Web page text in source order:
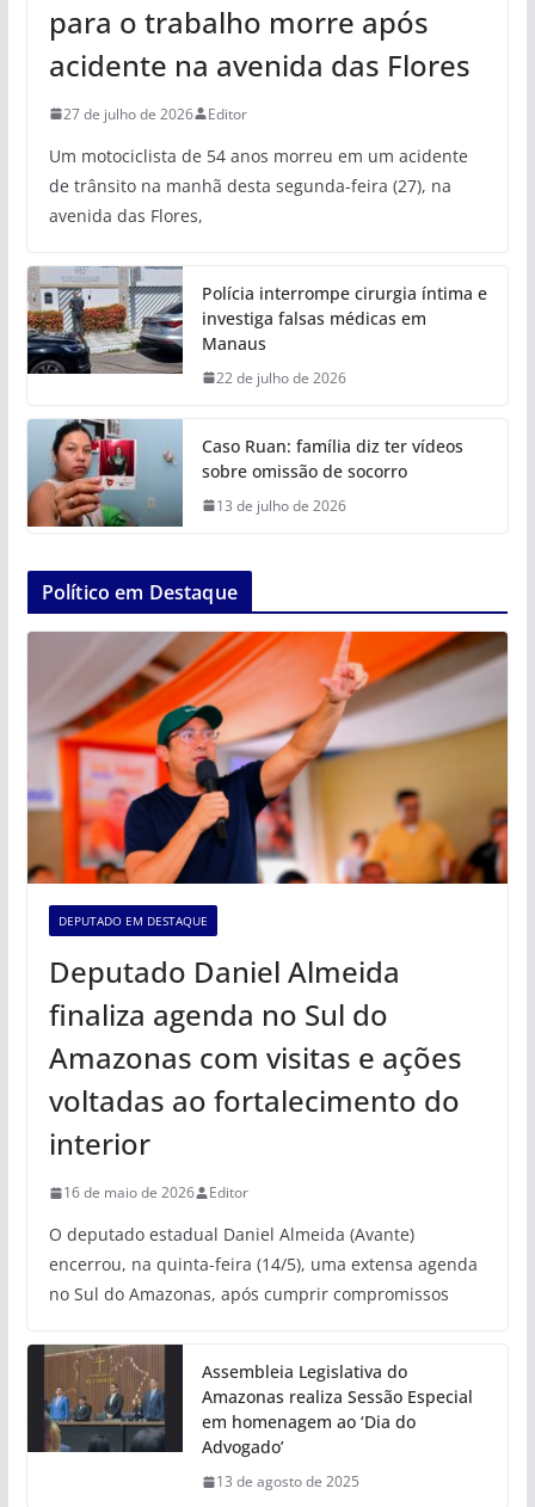
para o trabalho morre após
acidente na avenida das Flores
27 de julho de 2026 Editor
Um motociclista de 54 anos morreu em um acidente
de trânsito na manhã desta segunda-feira (27), na
avenida das Flores,
Polícia interrompe cirurgia íntima e
investiga falsas médicas em
Manaus
22 de julho de 2026
Caso Ruan: família diz ter vídeos
sobre omissão de socorro
13 de julho de 2026
Político em Destaque
DEPUTADO EM DESTAQUE
Deputado Daniel Almeida
finaliza agenda no Sul do
Amazonas com visitas e ações
voltadas ao fortalecimento do
interior
16 de maio de 2026 Editor
O deputado estadual Daniel Almeida (Avante)
encerrou, na quinta-feira (14/5), uma extensa agenda
no Sul do Amazonas, após cumprir compromissos
Assembleia Legislativa do
Amazonas realiza Sessão Especial
em homenagem ao ‘Dia do
Advogado’
13 de agosto de 2025